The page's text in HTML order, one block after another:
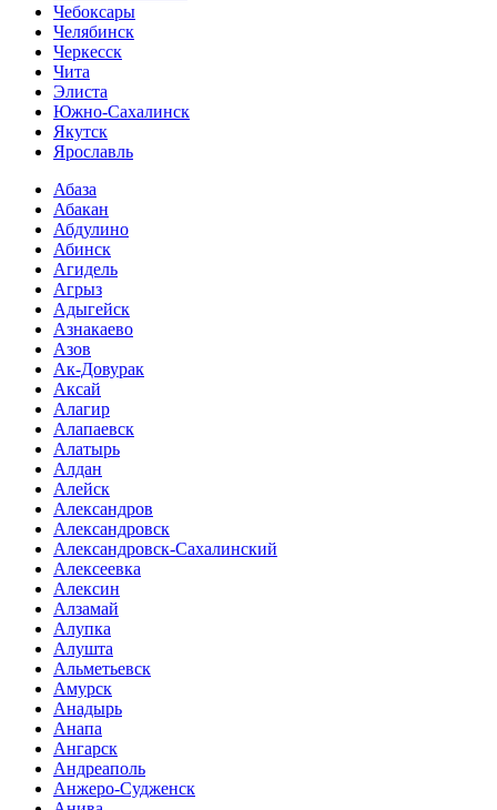
Чебоксары
Челябинск
Черкесск
Чита
Элиста
Южно-Сахалинск
Якутск
Ярославль
Абаза
Абакан
Абдулино
Абинск
Агидель
Агрыз
Адыгейск
Азнакаево
Азов
Ак-Довурак
Аксай
Алагир
Алапаевск
Алатырь
Алдан
Алейск
Александров
Александровск
Александровск-Сахалинский
Алексеевка
Алексин
Алзамай
Алупка
Алушта
Альметьевск
Амурск
Анадырь
Анапа
Ангарск
Андреаполь
Анжеро-Судженск